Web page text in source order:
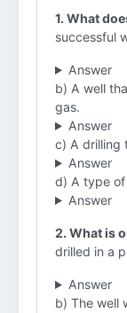
1. What
successful
Answer
b) A well
gas.
Answer
c) A drilling
Answer
d) A type of
Answer
2. What is
drilled in a
Answer
b) The well